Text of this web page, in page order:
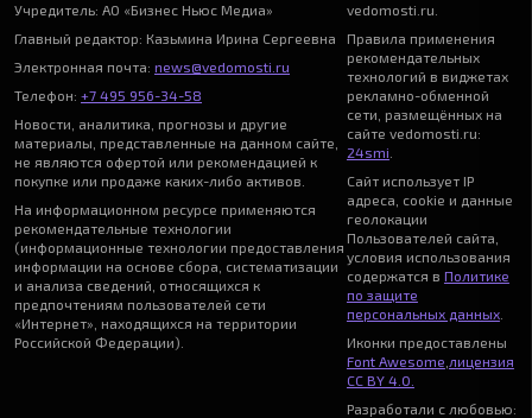
Учредитель: АО «Бизнес Ньюс Медиа»
Главный редактор: Казьмина Ирина Сергеевна
Электронная почта: news@vedomosti.ru
Телефон: +7 495 956-34-58
Новости, аналитика, прогнозы и другие
материалы, представленные на данном сайте,
не являются офертой или рекомендацией к
покупке или продаже каких-либо активов.
На информационном ресурсе применяются
рекомендательные технологии
(информационные технологии предоставления
информации на основе сбора, систематизации
и анализа сведений, относящихся к
предпочтениям пользователей сети
«Интернет», находящихся на территории
Российской Федерации).
vedomosti.ru.
Правила применения
рекомендательных
технологий в виджетах
рекламно-обменной
сети, размещённых на
сайте vedomosti.ru:
24smi
Сайт использует IP
адреса, cookie и данные
геолокации
Пользователей сайта,
условия использования
содержатся в Политике
по защите
персональных данных.
Иконки предоставлены
Font Awesome лицензия
CC BY 4.0.
Разработали с любовью: